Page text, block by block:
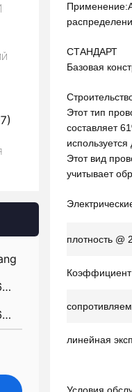
86-371-61286031
86-371-61286032
СТАНДАРТ
Базовая
Этот тип
составляет
Этот вид
учитывает
плотность @
Коэффициент
линейная